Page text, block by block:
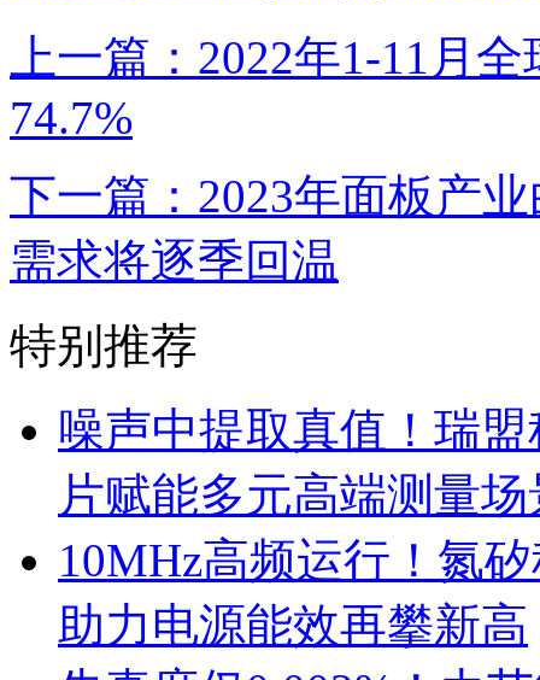
上一篇：2022年1-11月
74.7%
下一篇：2023年面板产
需求将逐季回温
特别推荐
噪声中提取真值！瑞
片赋能多元高端测量场
10MHz高频运行！氮
助力电源能效再攀新高